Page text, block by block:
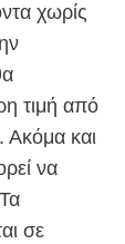
χωρίς
τιμή από
Ακόμα και
να
σε